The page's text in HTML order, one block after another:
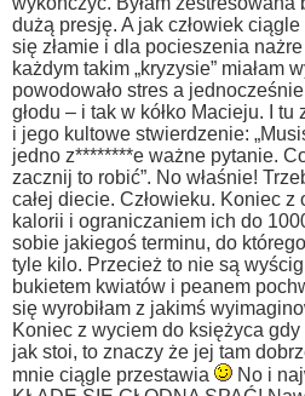
dużą presję. A jak człowiek
się złamie i dla pocieszenia
każdym takim „kryzysie” miałam
powodowało stres a
głodu – i tak w kółko Macieju.
I
i jego kultowe stwierdzenie:
jedno z********e ważne pytanie.
zacznij to robić”. No właśnie!
całej diecie. Człowieku. Koniec z
kalorii i ograniczaniem ich do
sobie jakiegoś terminu, do
tyle kilo. Przecież to nie są
bukietem kwiatów i peanem
się wyrobiłam z jakimś
Koniec z wyciem do księżyca gdy
jak stoi, to znaczy że jej tam
mnie ciągle przestawia
No i